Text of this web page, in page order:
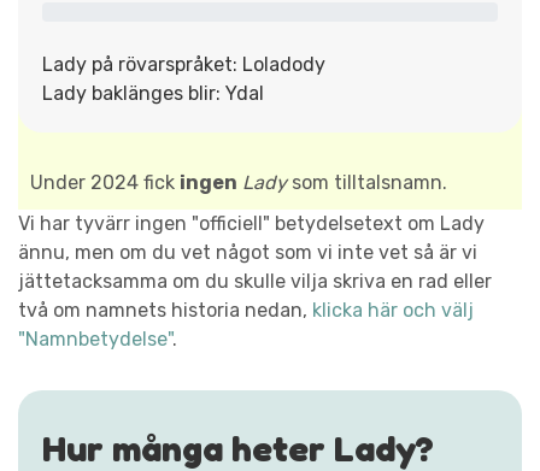
Lady på rövarspråket: Loladody
Lady baklänges blir: Ydal
Under 2024 fick ingen Ladysom tilltalsnamn.
Vi har tyvärr ingen "officiell" betydelsetext om Lady
ännu, men om du vet något som vi inte vet så är vi
jättetacksamma om du skulle vilja skriva en rad eller
två om namnets historia nedan, klicka här och välj
"Namnbetydelse".
Hur många heter Lady?